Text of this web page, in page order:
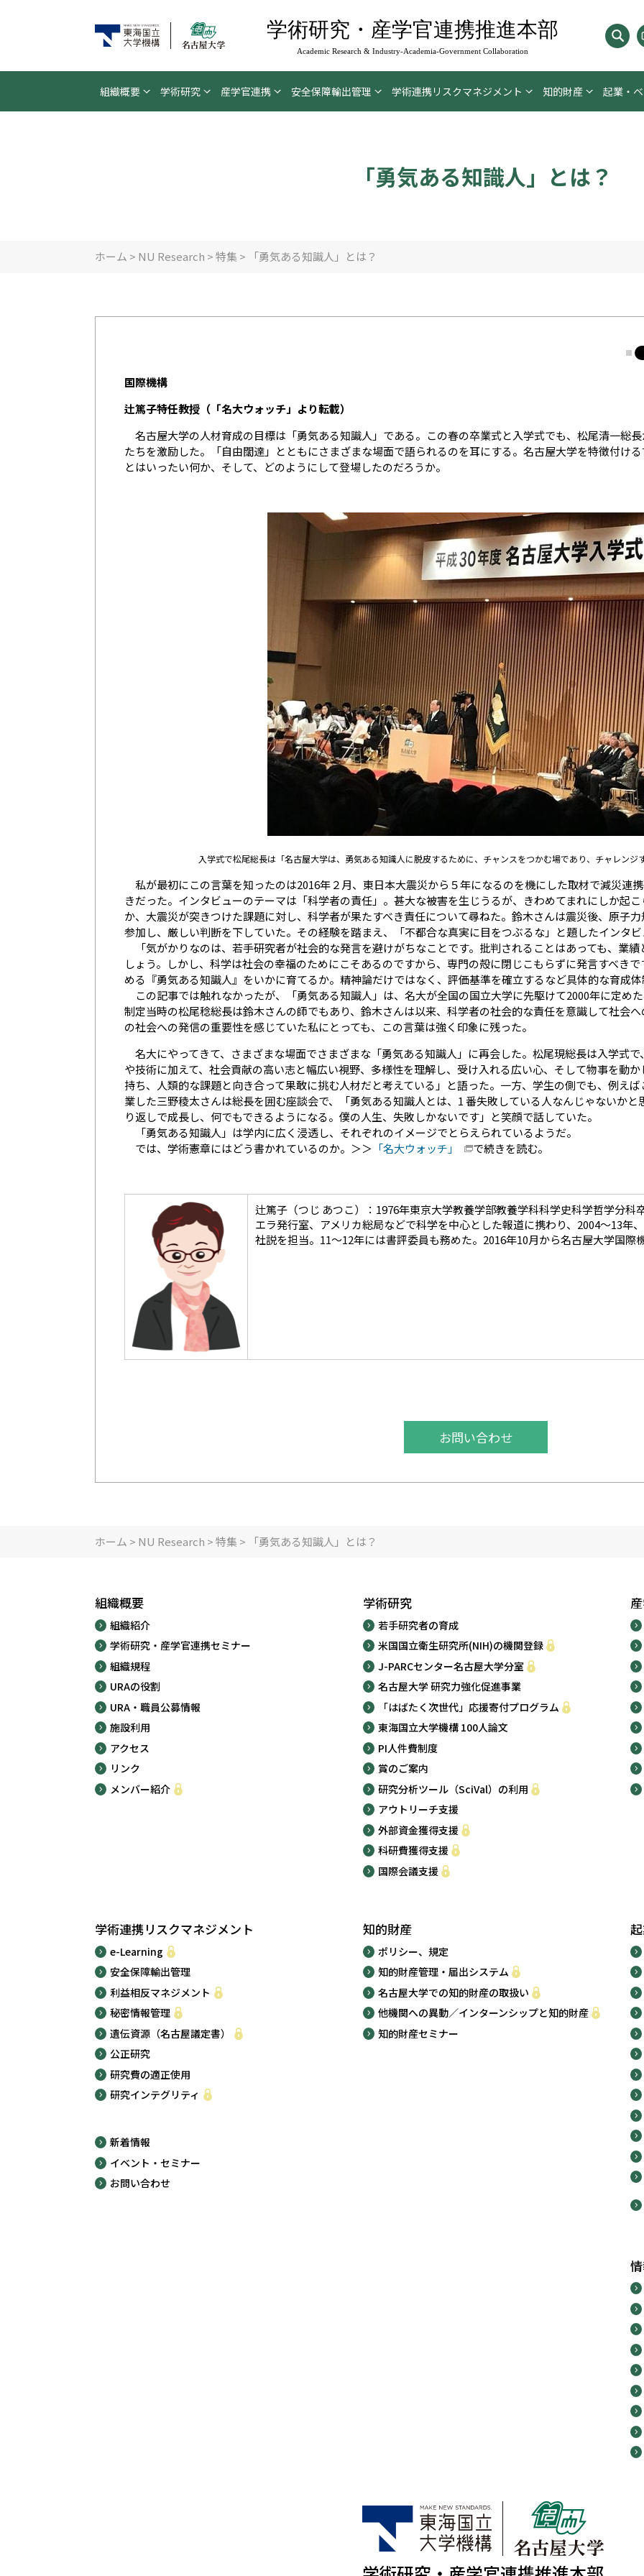
学術研究・産学官連携推進本部
Academic Research & Industry-Academia-Government Collaboration
組織概要 学術研究 産学官連携 安全保障輸出管理 学術連携リスクマネジメント 知的財産 起業・
「勇気ある知識人」とは？
ホーム > NU Research >特集 > 「勇気ある知識人」とは？
国際機構
辻篤子特任教授（「名大ウォッチ」より転載）
名古屋大学の人材育成の目標は「勇気ある知識人」である。この春の卒業式と入学式でも、松尾清一総
たちを激励した。「自由闊達」とともにさまざまな場面で語られるのを耳にする。名古屋大学を特徴付け
とはいったい何か、そして、どのようにして登場したのだろうか。
入学式で松尾総長は「名古屋大学は、勇気ある知識人に脱皮するために、チャンスをつかむ場であり、チャレンジ
私が最初にこの言葉を知ったのは2016年２月、東日本大震災から５年になるのを機にした取材で減災連
きだった。インタビューのテーマは「科学者の責任」。甚大な被害を生じうるが、きわめてまれにしか起
か、大震災が突きつけた課題に対し、科学者が果たすべき責任について尋ねた。鈴木さんは震災後、原子
参加し、厳しい判断を下していた。その経験を踏まえ、「不都合な真実に目をつぶるな」と題したインタ
「気がかりなのは、若手研究者が社会的な発言を避けがちなことです。批判されることはあっても、業
しょう。しかし、科学は社会の幸福のためにこそあるのですから、専門の殻に閉じこもらずに発言すべき
める『勇気ある知識人』をいかに育てるか。精神論だけではなく、評価基準を確立するなど具体的な育成
この記事では触れなかったが、「勇気ある知識人」は、名大が全国の国立大学に先駆けて2000年に定め
制定当時の松尾稔総長は鈴木さんの師でもあり、鈴木さんは以来、科学者の社会的な責任を意識して社会
の社会への発信の重要性を感じていた私にとっても、この言葉は強く印象に残った。
名大にやってきて、さまざまな場面でさまざまな「勇気ある知識人」に再会した。松尾現総長は入学式
や技術に加えて、社会貢献の高い志と幅広い視野、多様性を理解し、受け入れる広い心、そして物事を動
持ち、人類的な課題と向き合って果敢に挑む人材だと考えている」と語った。一方、学生の側でも、例え
業した三野稜太さんは総長を囲む座談会で、「勇気ある知識人とは、1 番失敗している人なんじゃないか
り返しで成長し、何でもできるようになる。僕の人生、失敗しかないです」と笑顔で話していた。
「勇気ある知識人」は学内に広く浸透し、それぞれのイメージでとらえられているようだ。
では、学術憲章にはどう書かれているのか。＞＞ 「名大ウォッチ」 で続きを読む。
辻篤子（つじ あつこ）：1976年東京大学教養学部教養学科科学史科学哲学分科
エラ発行室、アメリカ総局などで科学を中心とした報道に携わり、2004〜13年
社説を担当。11〜12年には書評委員も務めた。2016年10月から名古屋大学国際
お問い合わせ
ホーム > NU Research >特集 > 「勇気ある知識人」とは？
組織概要
組織紹介
学術研究・産学官連携セミナー
組織規程
URAの役割
URA・職員公募情報
施設利用
アクセス
リンク
メンバー紹介
学術研究
若手研究者の育成
米国国立衛生研究所(NIH)の機関登録
J-PARCセンター名古屋大学分室
名古屋大学 研究力強化促進事業
「はばたく次世代」応援寄付プログラム
東海国立大学機構 100人論文
PI人件費制度
賞のご案内
研究分析ツール（SciVal）の利用
アウトリーチ支援
外部資金獲得支援
科研費獲得支援
国際会議支援
学術連携リスクマネジメント
e-Learning
安全保障輸出管理
利益相反マネジメント
秘密情報管理
遺伝資源（名古屋議定書）
公正研究
研究費の適正使用
研究インテグリティ
新着情報
イベント・セミナー
お問い合わせ
知的財産
ポリシー、規定
知的財産管理・届出システム
名古屋大学での知的財産の取扱い
他機関への異動／インターンシップと知的財産
知的財産セミナー